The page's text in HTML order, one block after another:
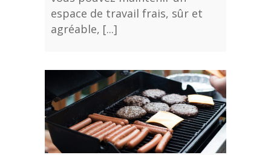
espace de travail frais, sûr et
agréable, [...]